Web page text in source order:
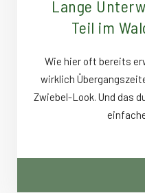
Lange
Teil im
Wie hier oft bereits
wirklich
Zwiebel-Look. Und das